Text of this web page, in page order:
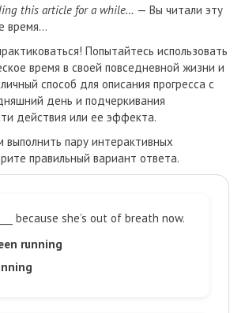
this article for a while… — Вы читали эту
время…
Попытайтесь использовать
время в своей повседневной жизни и
способ для описания прогресса с
день и подчеркивания
действия или ее эффекта.
выполнить пару интерактивных
правильный вариант ответа.
because she’s out of breath now.
running